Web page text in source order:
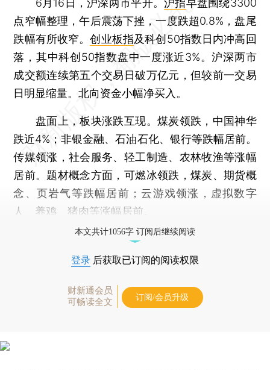
6月16日，沪深两市平开。沪指早盘围绕3300
点窄幅整理，午后震荡下挫，一度跌超0.8%，盘尾
跌幅有所收窄。创业板指及科创50指数日内冲高回
落，其中科创50指数盘中一度涨近3%。沪深两市
成交额连续第五个交易日破万亿元，但较前一交易
日明显缩量。北向资金小幅净买入。
盘面上，板块涨跌互现。煤炭领跌，中国神华
跌近4%；非银金融、石油石化、银行等跌幅居前。
传媒领涨，社会服务、轻工制造、农林牧渔等涨幅
居前。题材概念方面，可燃冰领跌，煤炭、期货概
念、页岩气等跌幅居前；云游戏领涨，虚拟数字
人、养鸡、猪肉等涨幅居前。
本文共计1056字 订阅后继续阅读
登录 后获取已订阅的阅读权限
财新通会员
可畅读全文
订阅/会员升级